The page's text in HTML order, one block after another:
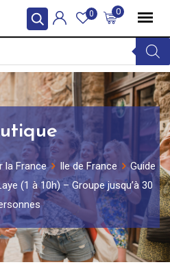
0
0
la France Ile de France
Guide
(1 à 10h) – Groupe jusqu’à 30